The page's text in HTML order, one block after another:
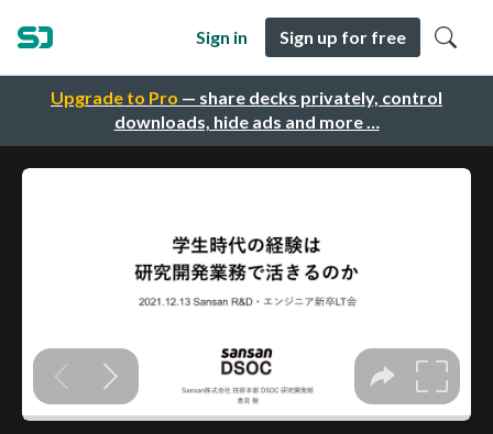
Upgrade to Pro — share decks privately, control
downloads, hide ads and more …
Sign in Sign up for free